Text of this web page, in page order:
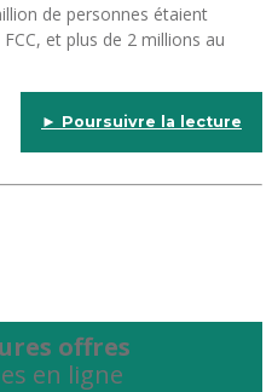
de personnes étaient
et plus de 2 millions au
► Poursuivre la lecture
offres
en ligne